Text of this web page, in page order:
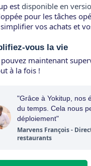
est disponible en
pour les tâches
vos achats et
vous la vie
maintenant
à la fois !
"Grâce à Yokitup, nos
du temps. Cela nous
déploiement"
Marvens François -
restaurants